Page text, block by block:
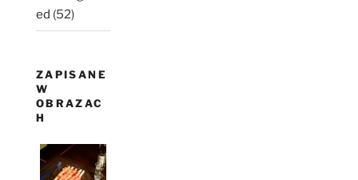
ed (52)
ZAPISANE
W
OBRAZAC
H